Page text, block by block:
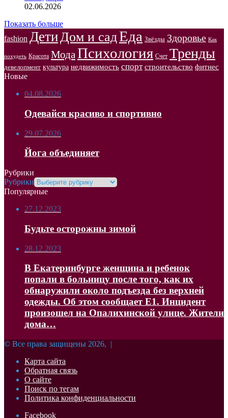
02.06.2026
Показать больше
fashion ДетиДом и садЕда Звёзды Здоровье Как
похудеть Красота Мода Психология Счет Тренды
девелопмент культура недвижимость спорт строительство фитнес
Новые
04.08.2026
Одевайся красиво и спортивно
29.07.2026
Йога объединяет
Рубрики
Рубрики
Популярные
27.12.2023
Будьте осторожны зимой
28.12.2023
В Екатеринбурге женщина и ребенок
попали в больницу после того, как их
обнаружили около подъезда без верхней
одежды. Об этом сообщает Е1. Инцидент
произошел на Опалихинской улице. Жители
дома…
© Все права защищены 2026, |
Карта сайта
Обратная связь
О сайте
Поиск по тегам
Политика конфиденциальности
Facebook